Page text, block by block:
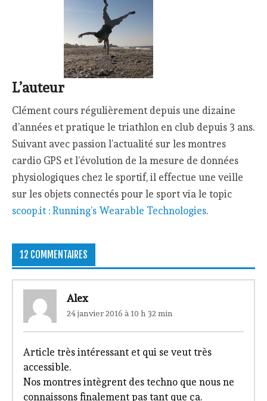
L’auteur
Clément cours régulièrement depuis une dizaine
d’années et pratique le triathlon en club depuis 3 ans.
Suivant avec passion l’actualité sur les montres
cardio GPS et l’évolution de la mesure de données
physiologiques chez le sportif, il effectue une veille
sur les objets connectés pour le sport via le topic
scoop.it : Running’s Wearable Technologies.
12 COMMENTAIRES
Alex
24 janvier 2016 à 10 h 32 min
Article très intéressant et qui se veut très
accessible.
Nos montres intègrent des techno que nous ne
connaissons finalement pas tant que ça.